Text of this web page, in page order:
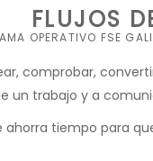
FLUJOS
comprobar,
un trabajo y a
tiempo para